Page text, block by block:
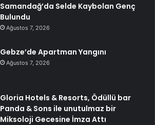
Samandağ’da Selde Kaybolan Genç
Bulundu
Ağustos 7, 2026
Gebze’de Apartman Yangını
Ağustos 7, 2026
Gloria Hotels & Resorts, Ödüllü bar
Panda & Sons ile unutulmaz bir
Miksoloji Gecesine İmza Attı